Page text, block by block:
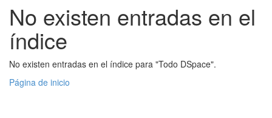
No existen entradas en el
índice
No existen entradas en el índice para "Todo DSpace".
Página de inicio